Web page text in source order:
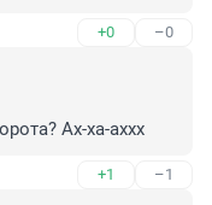
+0 –0
Ах-ха-аххх
+1 –1